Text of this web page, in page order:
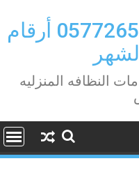
0583707749- 0577265649 أرقام
النظافه المنزليه